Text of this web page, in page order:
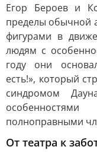
Егор Бероев и
пределы обычной
фигурами в
людям с
году они
есть!», который
синдромом
полноправными
От театра к